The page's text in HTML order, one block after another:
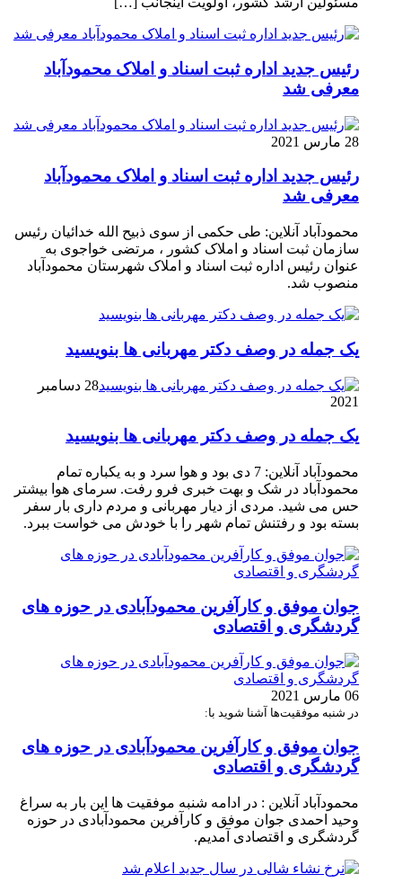
رئیس جدید اداره ثبت اسناد و املاک محمودآباد
معرفی شد
28 مارس 2021
رئیس جدید اداره ثبت اسناد و املاک محمودآباد
معرفی شد
محمودآباد آنلاین: طی حکمی از سوی ذبیح الله خدائیان رئیس
سازمان ثبت اسناد و املاک کشور ، مرتضی خواجوی به
عنوان رئیس اداره ثبت اسناد و املاک شهرستان محمودآباد
منصوب شد.
یک جمله در وصف دکتر مهربانی ها بنویسید
28 دسامبر
2021
یک جمله در وصف دکتر مهربانی ها بنویسید
محمودآباد آنلاین: 7 دی بود و هوا سرد و به یکباره تمام
محمودآباد در شک و بهت خبری فرو رفت. سرمای هوا بیشتر
حس می شید. مردی از دیار مهربانی و مردم داری بار سفر
بسته بود و رفتنش تمام شهر را با خودش می خواست ببرد.
جوان موفق و کارآفرین محمودآبادی در حوزه های
گردشگری و اقتصادی
06 مارس 2021
در شنبه موفقیت‌ها آشنا شوید با:
جوان موفق و کارآفرین محمودآبادی در حوزه های
گردشگری و اقتصادی
محمودآباد آنلاین : در ادامه شنبه موفقیت ها این بار به سراغ
وحید احمدی جوان موفق و کارآفرین محمودآبادی در حوزه
گردشگری و اقتصادی آمدیم.